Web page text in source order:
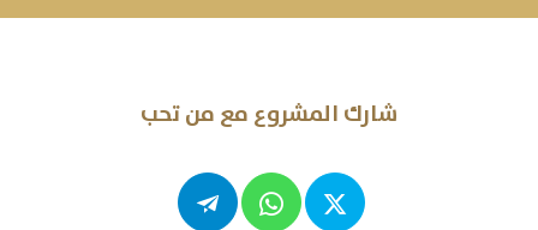
شارك المشروع مع من تحب